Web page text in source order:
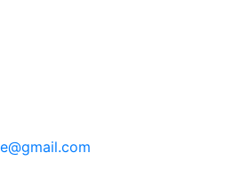
@gmail.com